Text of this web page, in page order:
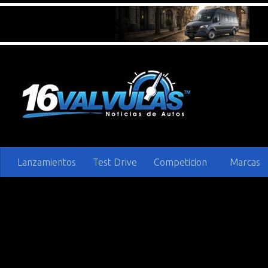
Lanzamientos Test Drive Competicion Marcas